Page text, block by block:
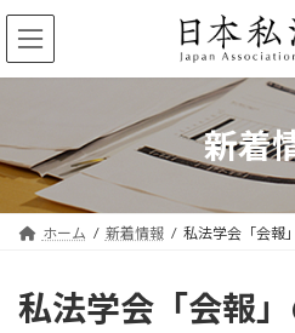
コ
テ
ン
ス
キ
ナ
ゲ
ー
ン
に
新着
ホーム 新着情報 私法学会「会報
私法学会「会報